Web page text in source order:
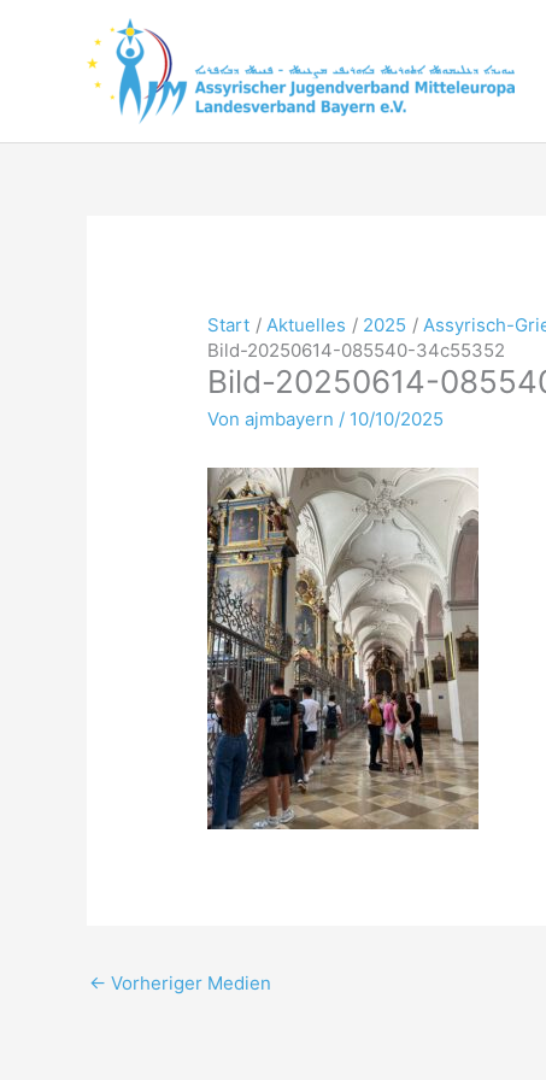
Start Aktuelles 2025
Assyrisch-
Bild-20250614-085540-34c55352
Bild-20250614-
Vonajmbayern / 10/10/2025
← Vorheriger Medien